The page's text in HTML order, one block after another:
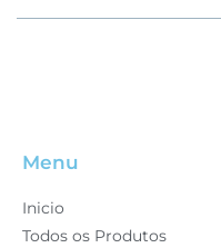
Menu
Inicio
Todos os Produtos